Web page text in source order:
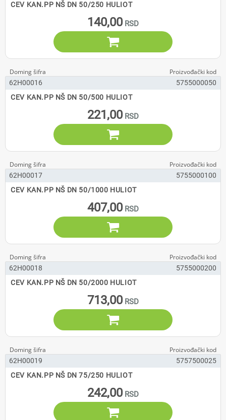
CEV KAN.PP NŠ DN 50/250 HULIOT
140,00

62H00016
5755000050
CEV KAN.PP NŠ DN 50/500 HULIOT
221,00

62H00017
5755000100
CEV KAN.PP NŠ DN 50/1000 HULIOT
407,00

62H00018
5755000200
CEV KAN.PP NŠ DN 50/2000 HULIOT
713,00

62H00019
5757500025
CEV KAN.PP NŠ DN 75/250 HULIOT
242,00
